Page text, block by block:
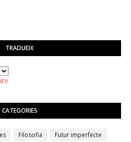
TRADUEIX
CATEGORIES
Filosofia
Futur imperfecte